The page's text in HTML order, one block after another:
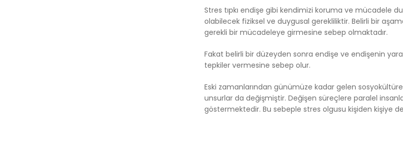
Stres tıpkı endişe gibi kendimizi koruma ve mücadele
olabilecek fiziksel ve duygusal gerekliliktir. Belirli bir
gerekli bir mücadeleye girmesine sebep olmaktadır.
Fakat belirli bir düzeyden sonra endişe ve endişenin
tepkiler vermesine sebep olur.
Eski zamanlarından günümüze kadar gelen
unsurlar da değişmiştir. Değişen süreçlere paralel
göstermektedir. Bu sebeple stres olgusu kişiden kişiye